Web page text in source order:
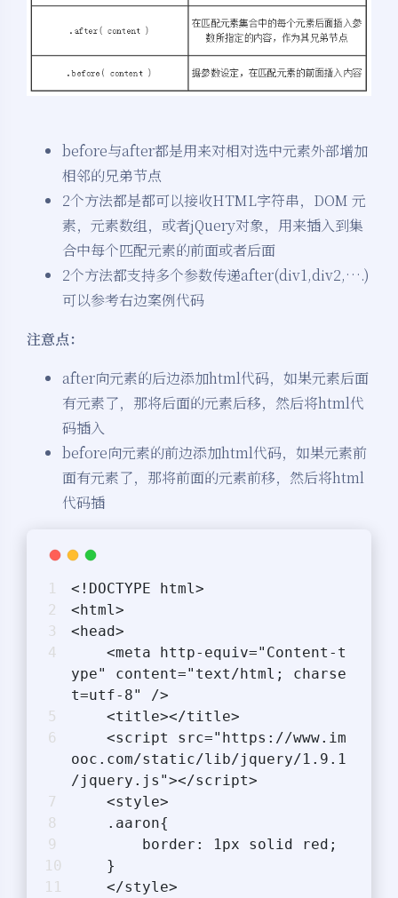
before与after都是用来对相对选中元素外部增加
相邻的兄弟节点
2个方法都是都可以接收HTML字符串，DOM 元
素，元素数组，或者jQuery对象，用来插入到集
合中每个匹配元素的前面或者后面
2个方法都支持多个参数传递after(div1,div2,….)
可以参考右边案例代码
注意点：
after向元素的后边添加html代码，如果元素后面
有元素了，那将后面的元素后移，然后将html代
码插入
before向元素的前边添加html代码，如果元素前
面有元素了，那将前面的元素前移，然后将html
代码插
<!DOCTYPE html>
<html>
<head>
ype" content="text/html; charse
t=utf-8" />
    <title></title>
ooc.com/static/lib/jquery/1.9.1
/jquery.js"></script>
    <style>
    .aaron{
        border: 1px solid red;
    }
    </style>